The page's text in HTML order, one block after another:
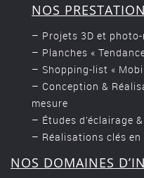
NOS
– Projets 3D et
– Planches «
– Shopping-list «
– Conception &
mesure
– Études d’éclairage
– Réalisations clés en
NOS DOMAINES